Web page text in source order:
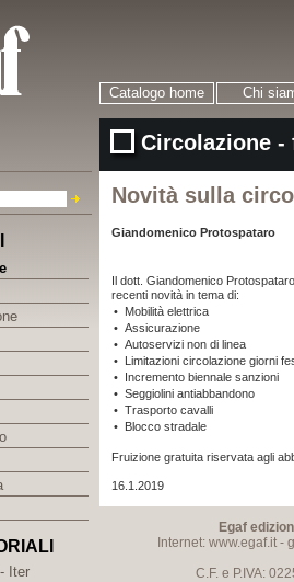
Catalogo home Chi
Circolazione -
Novità sulla
Giandomenico Protospataro
Il dott. Giandomenico
recenti novità in tema di:
• Mobilità elettrica
• Assicurazione
• Autoservizi non di linea
• Limitazioni circolazione giorni
• Incremento biennale sanzioni
• Seggiolini antiabbandono
• Trasporto cavalli
• Blocco stradale
Fruizione gratuita riservata agli
16.1.2019
Egaf
Internet: www.egaf.it -
C.F. e P.IVA:
Iter